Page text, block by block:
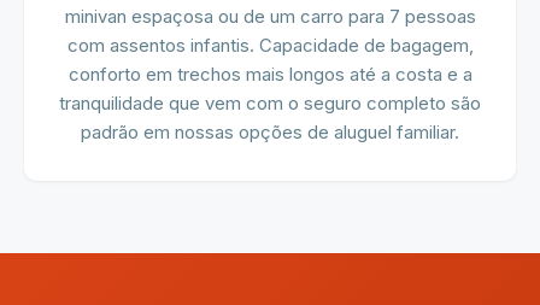
minivan espaçosa ou de um carro para 7 pessoas
com assentos infantis. Capacidade de bagagem,
conforto em trechos mais longos até a costa e a
tranquilidade que vem com o seguro completo são
padrão em nossas opções de aluguel familiar.